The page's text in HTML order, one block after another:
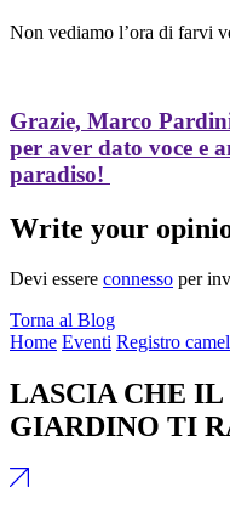
Non vediamo l’ora di farvi
Grazie, Marco
per aver dato voce e
paradiso!
Write your
Devi essere connesso per
Torna al Blog
Home Eventi Registro
LASCIA CHE IL
GIARDINO TI